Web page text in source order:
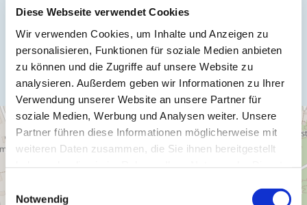
Diese Webseite verwendet Cookies
Wir verwenden Cookies, um Inhalte und Anzeigen zu
personalisieren, Funktionen für soziale Medien anbieten
zu können und die Zugriffe auf unsere Website zu
analysieren. Außerdem geben wir Informationen zu Ihrer
Verwendung unserer Website an unsere Partner für
soziale Medien, Werbung und Analysen weiter. Unsere
Partner führen diese Informationen möglicherweise mit
weiteren Daten zusammen, die Sie ihnen bereitgestellt
Notwendig
Anreise planen